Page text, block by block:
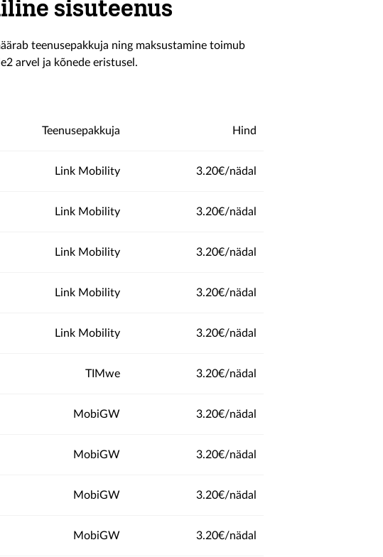
sisuteenus
teenusepakkuja ning maksustamine toimub
arvel ja kõnede eristusel.
Teenusepakkuja Hind
Link Mobility 3.20€/nädal
Link Mobility 3.20€/nädal
Link Mobility 3.20€/nädal
Link Mobility 3.20€/nädal
Link Mobility 3.20€/nädal
TIMwe 3.20€/nädal
MobiGW 3.20€/nädal
MobiGW 3.20€/nädal
MobiGW 3.20€/nädal
MobiGW 3.20€/nädal